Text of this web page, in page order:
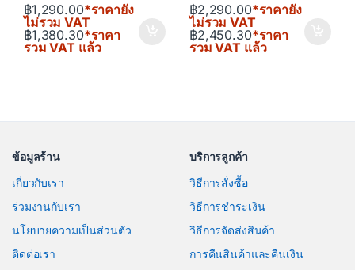
฿1,290.00*ราคายัง
ไม่รวม VAT
฿1,380.30*ราคา
รวม VAT แล้ว
฿2,290.00*ราคายัง
ไม่รวม VAT
฿2,450.30*ราคา
รวม VAT แล้ว
ข้อมูลร้าน
เกี่ยวกับเรา
ร่วมงานกับเรา
นโยบายความเป็นส่วนตัว
ติดต่อเรา
บริการลูกค้า
วิธีการสั่งซื้อ
วิธีการชำระเงิน
วิธีการจัดส่งสินค้า
การคืนสินค้าและคืนเงิน